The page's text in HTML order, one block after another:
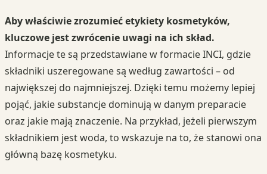
Aby właściwie zrozumieć etykiety kosmetyków,
kluczowe jest zwrócenie uwagi na ich skład.
Informacje te są przedstawiane w formacie INCI, gdzie
składniki uszeregowane są według zawartości – od
największej do najmniejszej. Dzięki temu możemy lepiej
pojąć, jakie substancje dominują w danym preparacie
oraz jakie mają znaczenie. Na przykład, jeżeli pierwszym
składnikiem jest woda, to wskazuje na to, że stanowi ona
główną bazę kosmetyku.